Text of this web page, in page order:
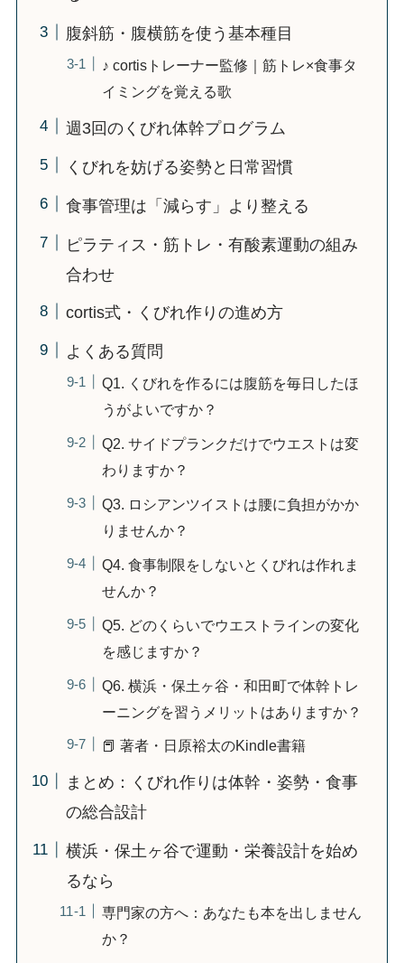
腹斜筋・腹横筋を使う基本種目
♪ cortisトレーナー監修｜筋トレ×食事タ
イミングを覚える歌
週3回のくびれ体幹プログラム
くびれを妨げる姿勢と日常習慣
食事管理は「減らす」より整える
ピラティス・筋トレ・有酸素運動の組み
合わせ
cortis式・くびれ作りの進め方
よくある質問
Q1. くびれを作るには腹筋を毎日したほ
うがよいですか？
Q2. サイドプランクだけでウエストは変
わりますか？
Q3. ロシアンツイストは腰に負担がかか
りませんか？
Q4. 食事制限をしないとくびれは作れま
せんか？
Q5. どのくらいでウエストラインの変化
を感じますか？
Q6. 横浜・保土ヶ谷・和田町で体幹トレ
ーニングを習うメリットはありますか？
📕 著者・日原裕太のKindle書籍
まとめ：くびれ作りは体幹・姿勢・食事
の総合設計
横浜・保土ヶ谷で運動・栄養設計を始め
るなら
専門家の方へ：あなたも本を出しません
か？